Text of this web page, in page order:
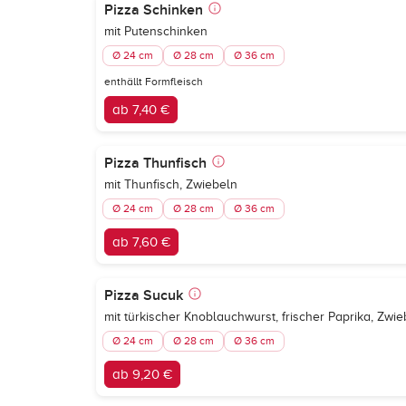
Pizza Schinken
mit Putenschinken
Ø 24 cm Ø 28 cm Ø 36 cm
enthällt Formfleisch
ab 7,40 €
Pizza Thunfisch
mit Thunfisch, Zwiebeln
Ø 24 cm Ø 28 cm Ø 36 cm
ab 7,60 €
Pizza Sucuk
mit türkischer Knoblauchwurst, frischer Paprika,
Ø 24 cm Ø 28 cm Ø 36 cm
ab 9,20 €